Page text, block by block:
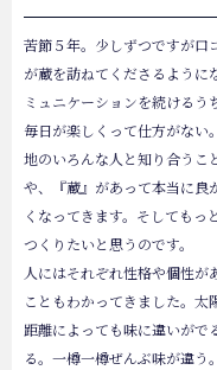
苦節５年。少しずつですが口
が蔵を訪ねてくださるように
ミュニケーションを続けるう
毎日が楽しくって仕方がない
地のいろんな人と知り合うこ
や、『蔵』があって本当に良
くなってきます。そしても
つくりたいと思うのです。
人にはそれぞれ性格や個性が
こともわかってきました。
距離によっても味に違いがで
る。一樽一樽ぜんぶ味が違